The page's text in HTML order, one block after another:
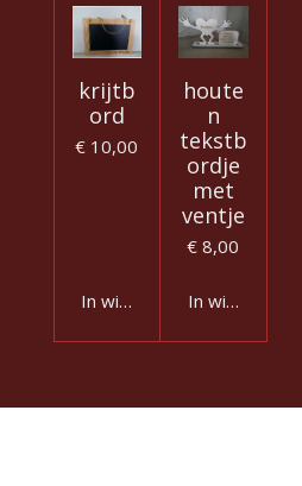
krijtb
ord
€ 10,00
In winkelwagen
houte
n
tekstb
ordje
met
ventje
€ 8,00
In winkelwagen